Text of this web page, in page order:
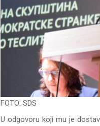
FOTO: SDS
U odgovoru koji mu je